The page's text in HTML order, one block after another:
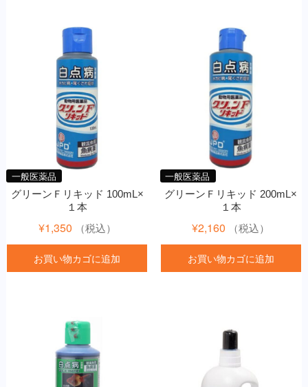
一般医薬品
グリーンＦリキッド 100mL×
１本
¥1,350 （税込）
お買い物カゴに追加
一般医薬品
グリーンＦリキッド 200mL×
１本
¥2,160 （税込）
お買い物カゴに追加